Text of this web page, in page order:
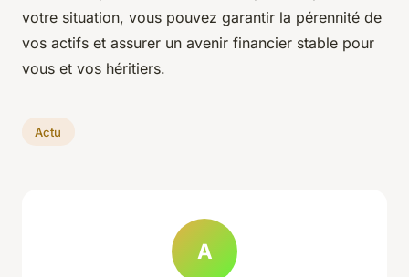
votre situation, vous pouvez garantir la pérennité de
vos actifs et assurer un avenir financier stable pour
vous et vos héritiers.
Actu
A